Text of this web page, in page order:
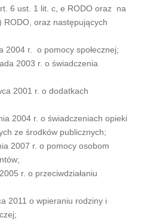
6 ust. 1 lit. c, e RODO oraz na
RODO, oraz następujących
2004 r. o pomocy społecznej;
2003 r. o świadczenia
2001 r. o dodatkach
2004 r. o świadczeniach opieki
ze środków publicznych;
2007 r. o pomocy osobom
r. o przeciwdziałaniu
2011 o wpieraniu rodziny i